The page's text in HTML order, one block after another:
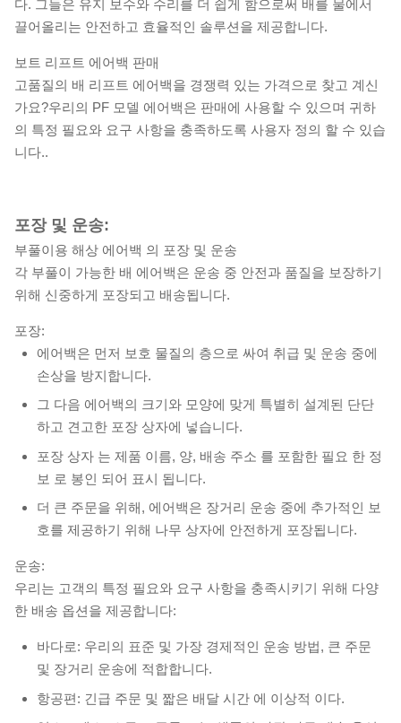
다. 그들은 유지 보수와 수리를 더 쉽게 함으로써 배를 물에서
끌어올리는 안전하고 효율적인 솔루션을 제공합니다.
보트 리프트 에어백 판매
고품질의 배 리프트 에어백을 경쟁력 있는 가격으로 찾고 계신
가요?우리의 PF 모델 에어백은 판매에 사용할 수 있으며 귀하
의 특정 필요와 요구 사항을 충족하도록 사용자 정의 할 수 있습
니다..
포장 및 운송:
부풀이용 해상 에어백 의 포장 및 운송
각 부풀이 가능한 배 에어백은 운송 중 안전과 품질을 보장하기
위해 신중하게 포장되고 배송됩니다.
포장:
에어백은 먼저 보호 물질의 층으로 싸여 취급 및 운송 중에
손상을 방지합니다.
그 다음 에어백의 크기와 모양에 맞게 특별히 설계된 단단
하고 견고한 포장 상자에 넣습니다.
포장 상자 는 제품 이름, 양, 배송 주소 를 포함한 필요 한 정
보 로 봉인 되어 표시 됩니다.
더 큰 주문을 위해, 에어백은 장거리 운송 중에 추가적인 보
호를 제공하기 위해 나무 상자에 안전하게 포장됩니다.
운송:
우리는 고객의 특정 필요와 요구 사항을 충족시키기 위해 다양
한 배송 옵션을 제공합니다:
바다로: 우리의 표준 및 가장 경제적인 운송 방법, 큰 주문
및 장거리 운송에 적합합니다.
항공편: 긴급 주문 및 짧은 배달 시간 에 이상적 이다.